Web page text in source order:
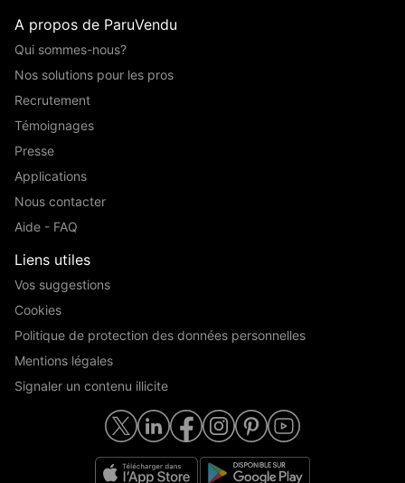
A propos de ParuVendu
Qui sommes-nous?
Nos solutions pour les pros
Recrutement
Témoignages
Presse
Applications
Nous contacter
Aide - FAQ
Liens utiles
Vos suggestions
Cookies
Politique de protection des données personnelles
Mentions légales
Signaler un contenu illicite